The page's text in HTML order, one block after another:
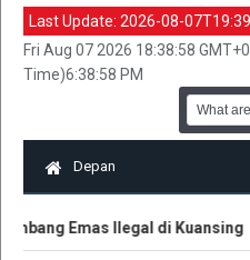
Last Update: 2026-08-
Fri Aug 07 2026 18:38:58
Time)6:38:58 PM
Depan
Emas Ilegal di Kuansing